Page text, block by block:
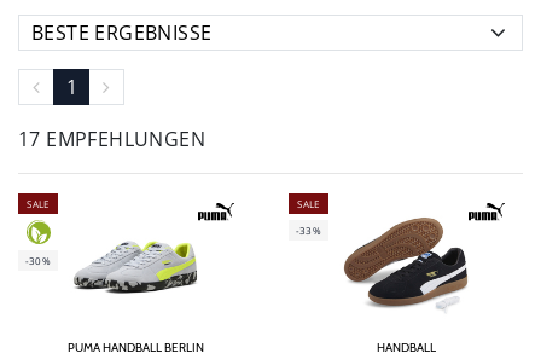
1
17 EMPFEHLUNGEN
SALE
-30%
PUMA HANDBALL BERLIN
SALE
-33%
HANDBALL